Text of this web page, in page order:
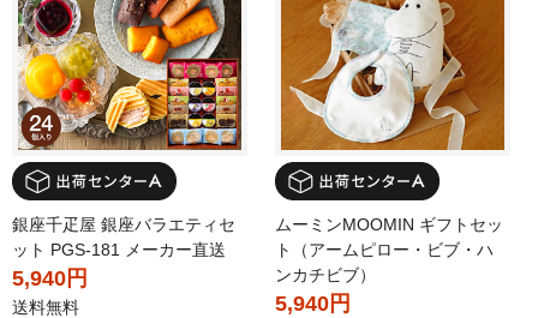
銀座千疋屋 銀座バラエティセ
ット PGS-181 メーカー直送
5,940円
送料無料
ムーミンMOOMIN ギフトセッ
ト（アームピロー・ビブ・ハ
ンカチビブ）
5,940円